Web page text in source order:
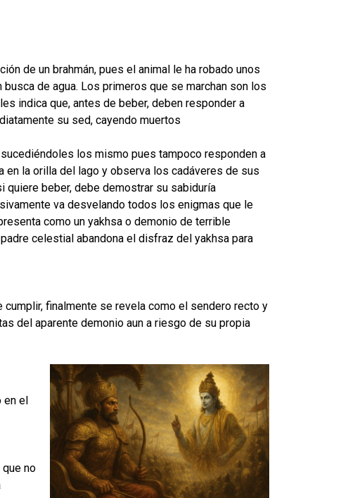
de un brahmán, pues el animal le ha robado unos
de agua. Los primeros que se marchan son los
indica que, antes de beber, deben responder a
su sed, cayendo muertos
los mismo pues tampoco responden a
la orilla del lago y observa los cadáveres de sus
quiere beber, debe demostrar su sabiduría
va desvelando todos los enigmas que le
como un yakhsa o demonio de terrible
celestial abandona el disfraz del yakhsa para
finalmente se revela como el sendero recto y
del aparente demonio aun a riesgo de su propia
el
no